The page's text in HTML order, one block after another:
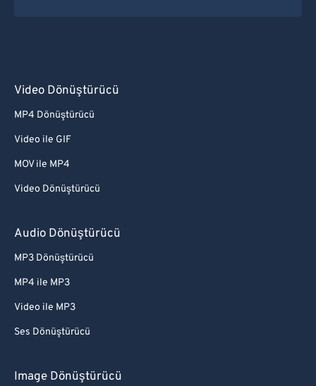
Video Dönüştürücü
MP4 Dönüştürücü
Video ile GIF
MOV ile MP4
Video Dönüştürücü
Audio Dönüştürücü
MP3 Dönüştürücü
MP4 ile MP3
Video ile MP3
Ses Dönüştürücü
Image Dönüştürücü